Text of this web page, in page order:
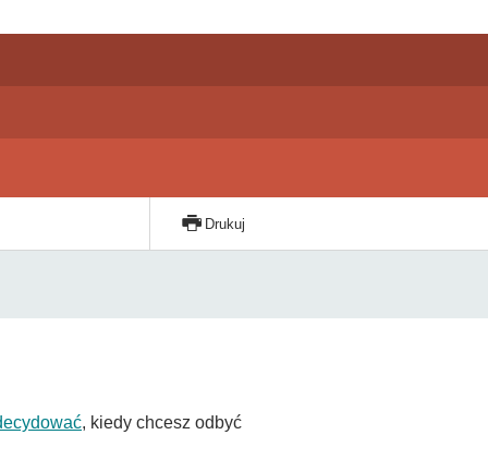
Drukuj
, kiedy chcesz odbyć